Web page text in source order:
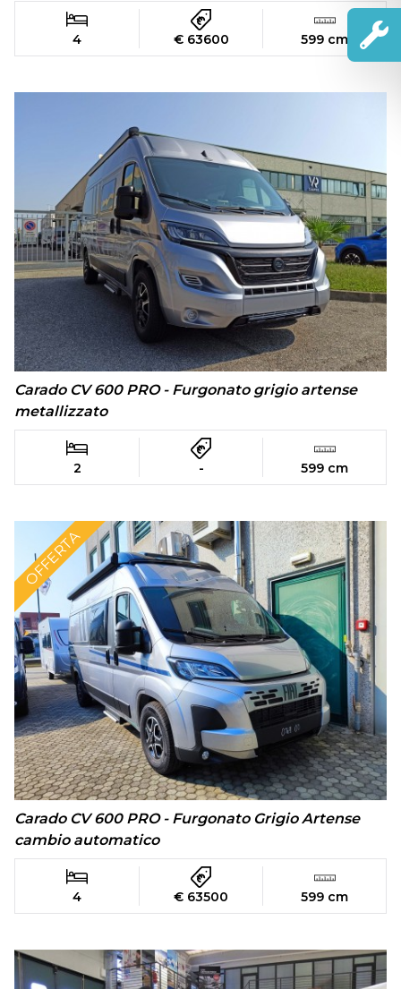
4 € 63600 599 cm
Carado CV 600 PRO - Furgonato grigio artense
metallizzato
2 - 599 cm
OFFERTA
Carado CV 600 PRO - Furgonato Grigio Artense
cambio automatico
4 € 63500 599 cm